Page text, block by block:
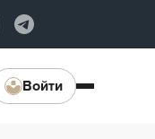
Войти